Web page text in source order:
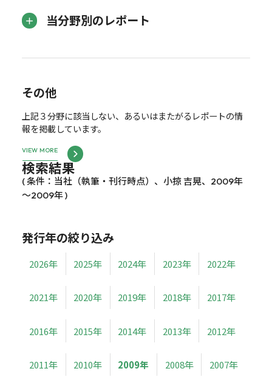
当分野別のレポート
その他
上記３分野に該当しない、あるいはまたがるレポートの情
報を掲載しています。
VIEW MORE
検索結果
( 条件：当社（執筆・刊行時点）、小掠 吉晃、2009年
～2009年 )
発行年の絞り込み
2026年 2025年 2024年 2023年 2022年
2021年 2020年 2019年 2018年 2017年
2016年 2015年 2014年 2013年 2012年
2011年 2010年 2009年 2008年 2007年